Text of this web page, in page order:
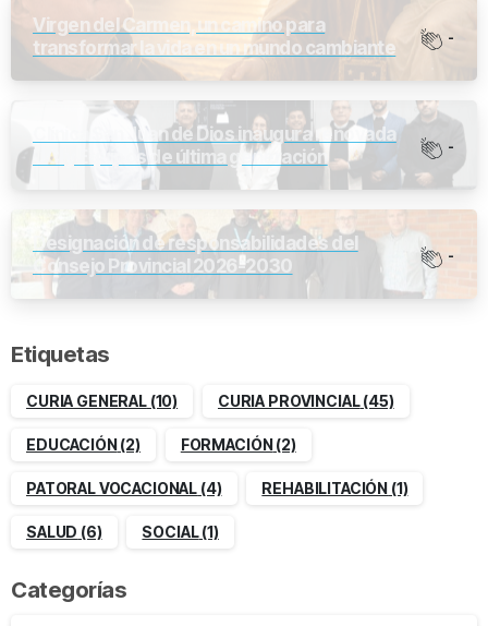
Virgen del Carmen, un camino para
transformar la vida en un mundo cambiante
-
Clínica San Juan de Dios inaugura renovada
UCI y Equipos de última generación
-
Designación de responsabilidades del
Consejo Provincial 2026-2030
-
Etiquetas
CURIA GENERAL(10) CURIA PROVINCIAL(45)
EDUCACIÓN(2) FORMACIÓN(2)
PATORAL VOCACIONAL (4) REHABILITACIÓN (1)
SALUD (6) SOCIAL(1)
Categorías